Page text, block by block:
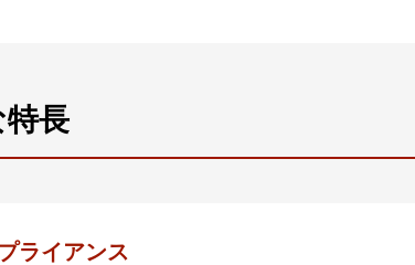
長
ライアンス